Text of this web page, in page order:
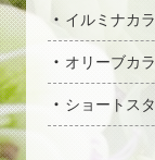
イルミナカ
オリーブカ
ショートス